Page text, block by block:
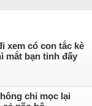
xem có con tắc kè
mắt bạn tinh đấy
chỉ mọc lại